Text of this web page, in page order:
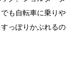
も自転車に乗りや
っぽりかぶれるの